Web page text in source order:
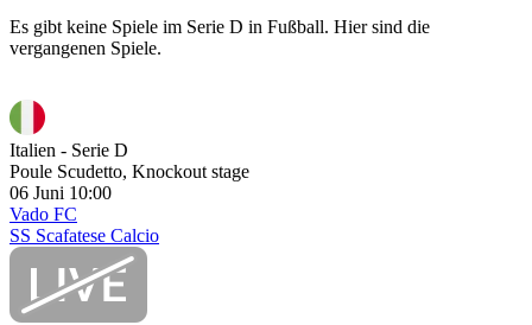
Es gibt keine Spiele im Serie D in Fußball. Hier sind die
vergangenen Spiele.
Italien - Serie D
Poule Scudetto, Knockout stage
06 Juni 10:00
Vado FC
SS Scafatese Calcio